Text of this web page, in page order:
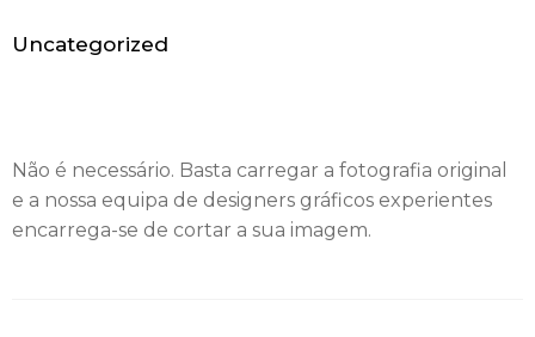
c
i
Não é necessário. Basta carregar a fotografia original
e a nossa equipa de designers gráficos experientes
encarrega-se de cortar a sua imagem.
Uncategorized